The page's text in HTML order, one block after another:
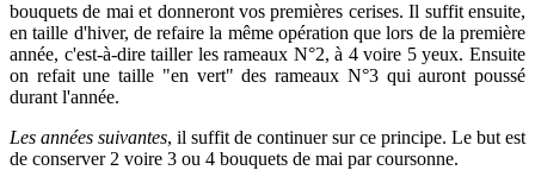
bouquets de mai et donneront vos premières cerises. Il suffit ensuite,
en taille d'hiver, de refaire la même opération que lors de la première
année, c'est-à-dire tailler les rameaux N°2, à 4 voire 5 yeux. Ensuite
on refait une taille "en vert" des rameaux N°3 qui auront poussé
durant l'année.
Les années suivantes, il suffit de continuer sur ce principe. Le but est
de conserver 2 voire 3 ou 4 bouquets de mai par coursonne.